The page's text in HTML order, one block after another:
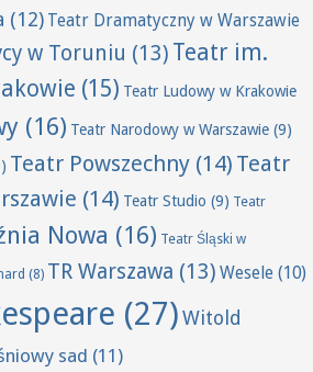
(12) Teatr Dramatyczny w Warszawie
w Toruniu (13) Teatr im.
(15) Teatr Ludowy w Krakowie
(16) Teatr Narodowy w Warszawie (9)
Teatr Powszechny (14) Teatr
(14) Teatr Studio (9) Teatr
Nowa (16) Teatr Śląski w
(8) TR Warszawa (13) Wesele (10)
(27)Witold
sad (11)